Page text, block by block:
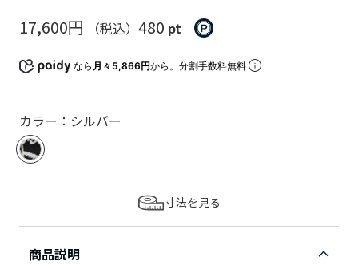
17,600円
（税込） 480 pt
なら 月々5,866円から。分割手数料無料
カラー：シルバー
寸法を見る
商品説明